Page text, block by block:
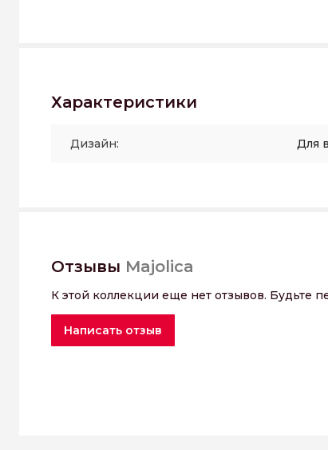
Характеристики
Дизайн: Для
Отзывы Majolica
К этой коллекции еще нет отзывов. Будьте
Написать отзыв